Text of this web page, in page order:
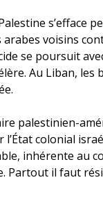
s’efface
voisins
se poursuit
Au Liban,
palestinien-
colonial
inhérente au
Partout il faut